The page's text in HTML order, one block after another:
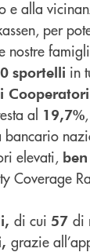
e alla
per
nostre
sportelli in
Cooperatori
al 19,7%
elevati,
Coverage
di cui 57 di
grazie